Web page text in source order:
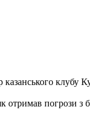
клубу
отримав погрози